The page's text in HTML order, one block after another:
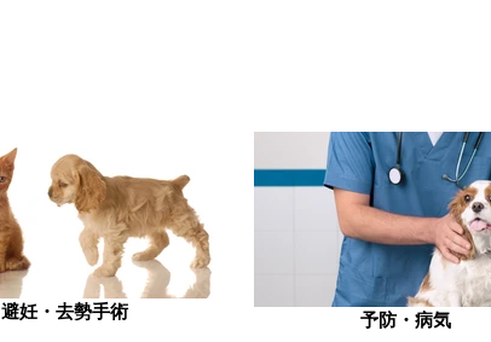
避妊・去勢手術 予防・病気